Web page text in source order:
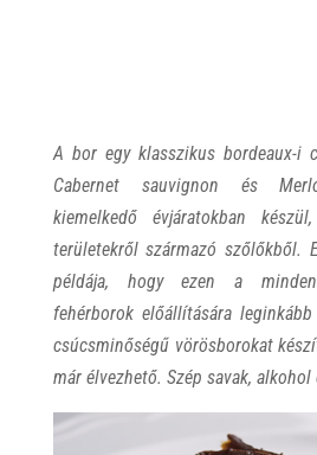
A bor egy klasszikus bordeaux-i
Cabernet sauvignon és
kiemelkedő évjáratokban
területekről származó szőlőkből.
példája, hogy ezen a
fehérborok előállítására
csúcsminőségű vörösborokat
már élvezhető. Szép savak,